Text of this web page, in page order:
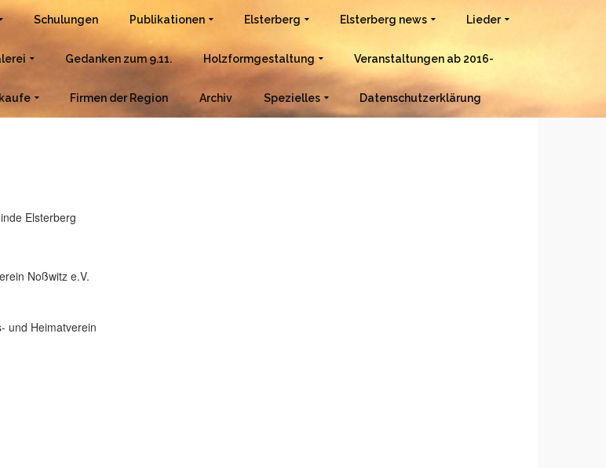
Schulungen Publikationen Elsterberg Elsterberg news Lieder
Gedanken zum 9.11. Holzformgestaltung Veranstaltungen ab 2016-
Firmen der Region Archiv Spezielles Datenschutzerklärung
Elsterberg
Noßwitz e.V.
und Heimatverein